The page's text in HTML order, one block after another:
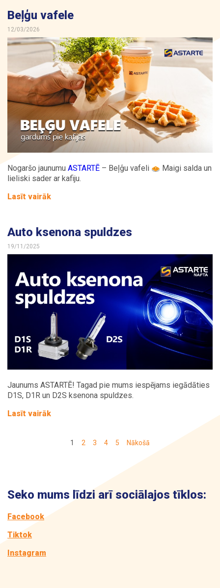
Beļģu vafele
12/03/2026
Nogaršo jaunumu ASTARTĒ – Beļģu vafeli
Maigi salda un
lieliski sader ar kafiju.
Lasīt vairāk
Auto ksenona spuldzes
19/11/2025
Jaunums ASTARTĒ! Tagad pie mums iespējams iegādāties
D1S, D1R un D2S ksenona spuldzes.
Lasīt vairāk
1 2 3 4 5 Nākošā
Seko mums līdzi arī sociālajos tīklos:
Facebook
Tiktok
Instagram